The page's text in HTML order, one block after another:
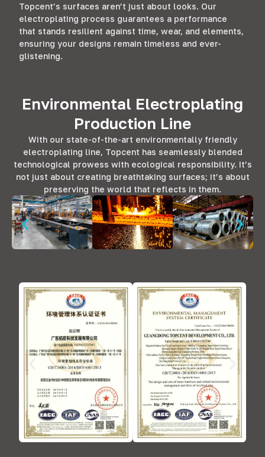
Topcent’s surfaces aren’t just about looks. Our
electroplating process guarantees a performance
that stands resilient against time,wear, and elements,
ensuring your designs remain timeless and ever-
glistening.
Environmental Electroplating
Production Line
With our state-of-the-art environmentally friendly
electroplating line, Topcent has seamlessly blended
technological prowess with ecological responsibility. It’s
not just about creating breathtaking surfaces; it’s about
preserving the world that reflects in them.